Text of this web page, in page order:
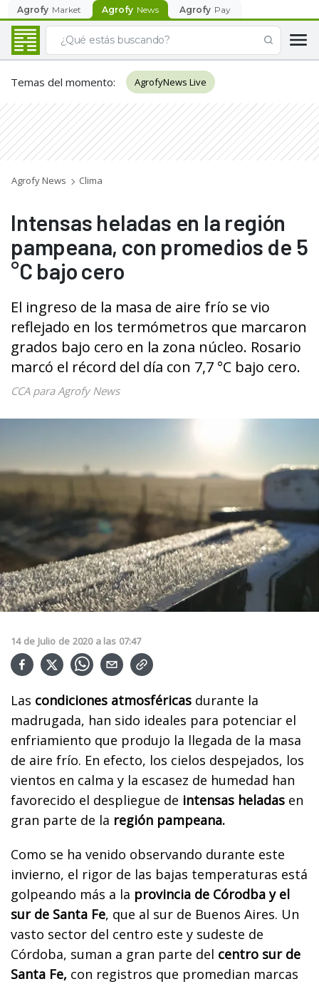
Agrofy Market Agrofy News Agrofy Pay
Temas del momento: AgrofyNews Live
Agrofy News Clima
Intensas heladas en la región
pampeana, con promedios de 5
°C bajo cero
El ingreso de la masa de aire frío se vio
reflejado en los termómetros que marcaron
grados bajo cero en la zona núcleo. Rosario
marcó el récord del día con 7,7 °C bajo cero.
CCA para Agrofy News
14 de Julio de 2020 a las 07:47
Las condiciones atmosféricas durante la
madrugada, han sido ideales para potenciar el
enfriamiento que produjo la llegada de la masa
de aire frío. En efecto, los cielos despejados, los
vientos en calma y la escasez de humedad han
favorecido el despliegue de intensas heladas en
gran parte de la región pampeana.
Como se ha venido observando durante este
invierno, el rigor de las bajas temperaturas está
golpeando más a la provincia de Córodba y el
sur de Santa Fe, que al sur de Buenos Aires. Un
vasto sector del centro este y sudeste de
Córdoba, suman a gran parte del centro sur de
Santa Fe, con registros que promedian marcas